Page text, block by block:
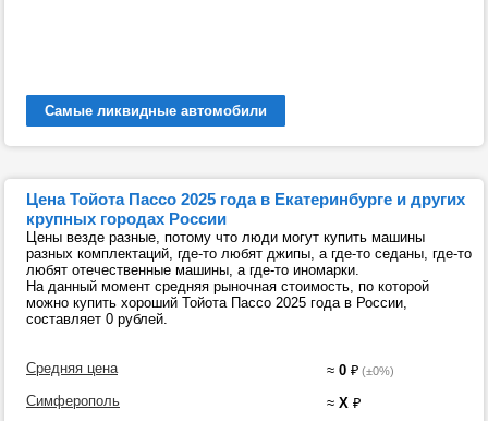
Самые ликвидные автомобили
Цена Тойота Пассо 2025 года в Екатеринбурге и других
крупных городах России
Цены везде разные, потому что люди могут купить машины
разных комплектаций, где-то любят джипы, а где-то седаны, где-то
любят отечественные машины, а где-то иномарки.
На данный момент средняя рыночная стоимость, по которой
можно купить хороший Тойота Пассо 2025 года в России,
составляет 0 рублей.
Средняя цена ≈ 0 ₽ (±0%)
Симферополь ≈ X ₽